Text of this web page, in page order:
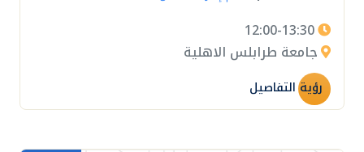
12:00-13:30
جامعة طرابلس الاهلية
رؤية التفاصيل